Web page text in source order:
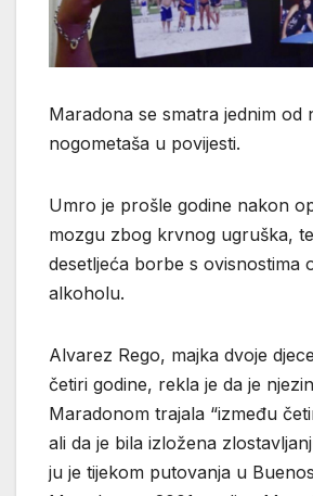
Maradona se smatra jednim od
nogometaša u povijesti.
Umro je prošle godine nakon
mozgu zbog krvnog ugruška,
desetljeća borbe s ovisnostima
alkoholu.
Alvarez Rego, majka dvoje
četiri godine, rekla je da je
Maradonom trajala “između
ali da je bila izložena
ju je tijekom putovanja u